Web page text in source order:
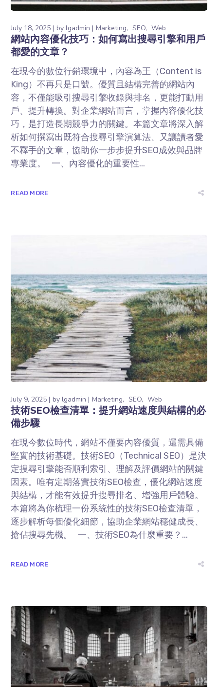
July 18, 2025 bylgadmin Marketing SEO Web
網站內容優化技巧：如何寫出搜尋引擎和用戶
都愛的文章？
在現今的數位行銷環境中，內容為王（Content is
King）不再只是口號。優質且結構完善的網站內
容，不僅能吸引搜尋引擎收錄與排名，更能打動用
戶、提升轉換。對企業網站而言，掌握內容優化技
巧，是打造長期競爭力的關鍵。本篇文章將深入解
析如何撰寫出既符合搜尋引擎演算法、又讓讀者愛
不釋手的文章，協助你一步步提升SEO成效與品牌
專業度。 一、內容優化的重要性...
READ MORE
July 9, 2025 bylgadmin Marketing SEO Web
技術SEO檢查清單：提升網站速度與結構的必
備步驟
在現今數位時代，網站不僅要內容優質，還需具備
堅實的技術基礎。技術SEO（Technical SEO）是決
定搜尋引擎能否順利索引、理解及評價網站的關鍵
因素。唯有定期落實技術SEO檢查，優化網站速度
與結構，才能有效提升搜尋排名、增強用戶體驗。
本篇將為你梳理一份系統性的技術SEO檢查清單，
逐步解析每個優化細節，協助企業網站穩健成長、
搶佔搜尋先機。 一、技術SEO為什麼重要？...
READ MORE